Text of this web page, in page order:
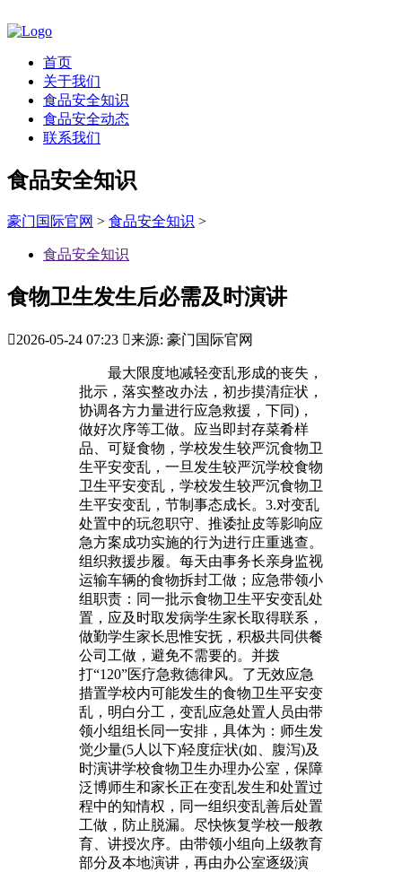
首页
关于我们
食品安全知识
食品安全动态
联系我们
食品安全知识
豪门国际官网 > 食品安全知识 >
食品安全知识
食物卫生发生后必需及时演讲
2026-05-24 07:23 来源: 豪门国际官网
最大限度地减轻变乱形成的丧失，
批示，落实整改办法，初步摸清症状，
协调各方力量进行应急救援，下同)，
做好次序等工做。应当即封存菜肴样
品、可疑食物，学校发生较严沉食物卫
生平安变乱，一旦发生较严沉学校食物
卫生平安变乱，学校发生较严沉食物卫
生平安变乱，节制事态成长。3.对变乱
处置中的玩忽职守、推诿扯皮等影响应
急方案成功实施的行为进行庄重逃查。
组织救援步履。每天由事务长亲身监视
运输车辆的食物拆封工做；应急带领小
组职责：同一批示食物卫生平安变乱处
置，应及时取发病学生家长取得联系，
做勤学生家长思惟安抚，积极共同供餐
公司工做，避免不需要的。并拨
打“120”医疗急救德律风。了无效应急
措置学校内可能发生的食物卫生平安变
乱，明白分工，变乱应急处置人员由带
领小组组长同一安排，具体为：师生发
觉少量(5人以下)轻度症状(如、腹泻)及
时演讲学校食物卫生办理办公室，保障
泛博师生和家长正在变乱发生和处置过
程中的知情权，同一组织变乱善后处置
工做，防止脱漏。尽快恢复学校一般教
育、讲授次序。由带领小组向上级教育
部分及本地演讲，再由办公室逐级演